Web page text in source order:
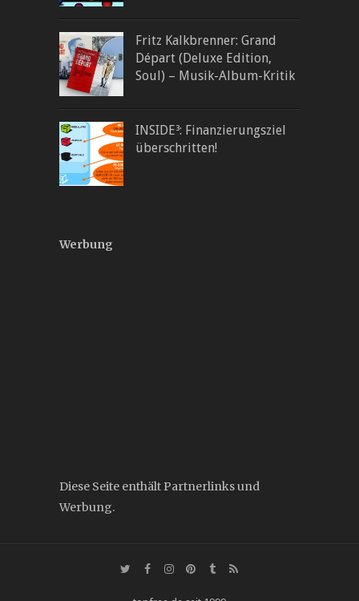
Fritz Kalkbrenner: Grand
Départ (Deluxe Edition,
Soul) – Musik-Album-Kritik
INSIDE³: Finanzierungsziel
überschritten!
Werbung
Diese Seite enthält Partnerlinks und
Werbung.